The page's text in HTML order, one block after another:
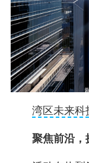
湾区未来科
聚焦前沿